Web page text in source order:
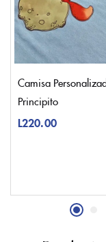
Camisa
Principito
L220.00